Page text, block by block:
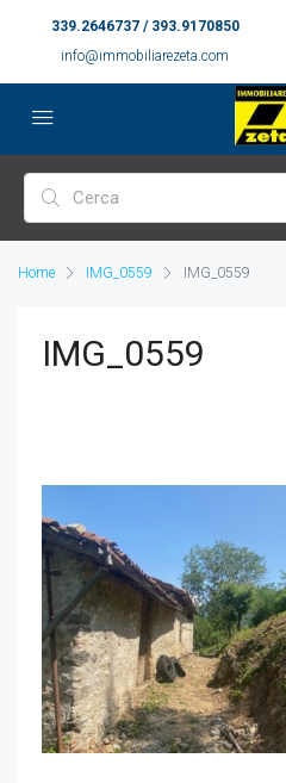
339.2646737 / 393.9170850
info@immobiliarezeta.com
Home IMG_0559 IMG_0559
IMG_0559